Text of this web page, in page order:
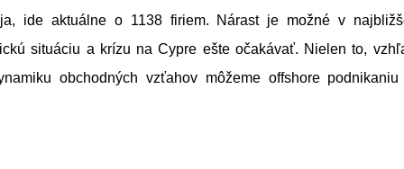
ide aktuálne o 1138 firiem. Nárast je možné v
situáciu a krízu na Cypre ešte očakávať. Nielen to,
obchodných vzťahov môžeme offshore